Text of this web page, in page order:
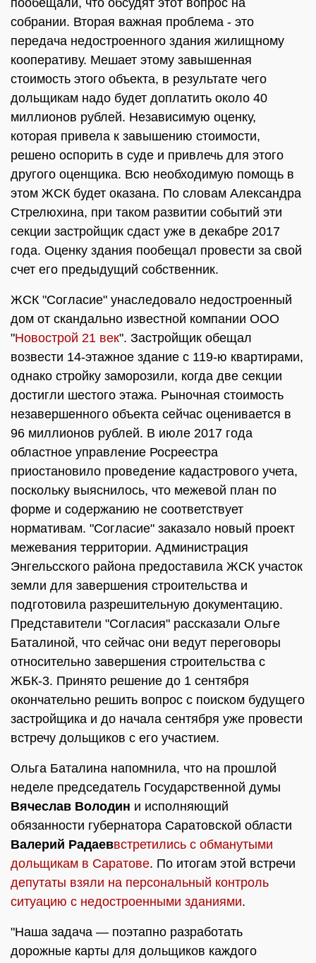
пообещали, что обсудят этот вопрос на
собрании. Вторая важная проблема - это
передача недостроенного здания жилищному
кооперативу. Мешает этому завышенная
стоимость этого объекта, в результате чего
дольщикам надо будет доплатить около 40
миллионов рублей. Независимую оценку,
которая привела к завышению стоимости,
решено оспорить в суде и привлечь для этого
другого оценщика. Всю необходимую помощь в
этом ЖСК будет оказана. По словам Александра
Стрелюхина, при таком развитии событий эти
секции застройщик сдаст уже в декабре 2017
года. Оценку здания пообещал провести за свой
счет его предыдущий собственник.
ЖСК "Согласие" унаследовало недостроенный
дом от скандально известной компании ООО
"Новострой 21 век". Застройщик обещал
возвести 14-этажное здание с 119-ю квартирами,
однако стройку заморозили, когда две секции
достигли шестого этажа. Рыночная стоимость
незавершенного объекта сейчас оценивается в
96 миллионов рублей. В июле 2017 года
областное управление Росреестра
приостановило проведение кадастрового учета,
поскольку выяснилось, что межевой план по
форме и содержанию не соответствует
нормативам. "Согласие" заказало новый проект
межевания территории. Администрация
Энгельсского района предоставила ЖСК участок
земли для завершения строительства и
подготовила разрешительную документацию.
Представители "Согласия" рассказали Ольге
Баталиной, что сейчас они ведут переговоры
относительно завершения строительства с
ЖБК-3. Принято решение до 1 сентября
окончательно решить вопрос с поиском будущего
застройщика и до начала сентября уже провести
встречу дольщиков с его участием.
Ольга Баталина напомнила, что на прошлой
неделе председатель Государственной думы
Вячеслав Володин и исполняющий
обязанности губернатора Саратовской области
Валерий Радаеввстретились с обманутыми
дольщикам в Саратове. По итогам этой встречи
депутаты взяли на персональный контроль
ситуацию с недостроенными зданиями.
"Наша задача — поэтапно разработать
дорожные карты для дольщиков каждого